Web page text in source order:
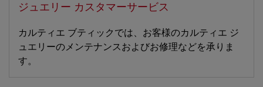
ジュエリー カスタマーサービス
カルティエ ブティックでは、お客様のカルティエ ジ
ュエリーのメンテナンスおよびお修理などを承りま
す。